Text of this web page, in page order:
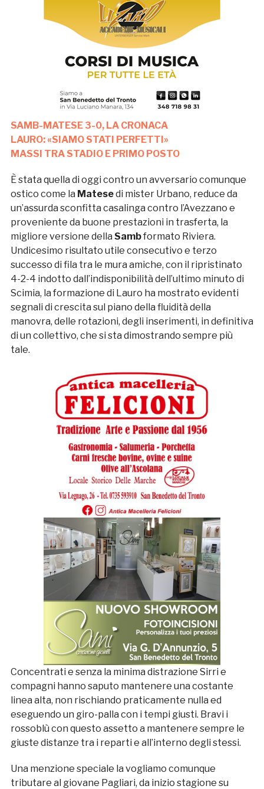
SAMB-MATESE 3-0, LA CRONACA
LAURO: «SIAMO STATI PERFETTI»
MASSI TRA STADIO E PRIMO POSTO
È stata quella di oggi contro un avversario comunque
ostico come la Matesedi mister Urbano, reduce da
un’assurda sconfitta casalinga contro l’Avezzano e
proveniente da buone prestazioni in trasferta, la
migliore versione della Sambformato Riviera.
Undicesimo risultato utile consecutivo e terzo
successo di fila tra le mura amiche, con il ripristinato
4-2-4 indotto dall’indisponibilità dell’ultimo minuto di
Scimia, la formazione di Lauro ha mostrato evidenti
segnali di crescita sul piano della fluidità della
manovra, delle rotazioni, degli inserimenti, in definitiva
di un collettivo, che si sta dimostrando sempre più
tale.
Concentrati e senza la minima distrazione Sirri e
compagni hanno saputo mantenere una costante
linea alta, non rischiando praticamente nulla ed
eseguendo un giro-palla con i tempi giusti. Bravi i
rossoblù con questo assetto a mantenere sempre le
giuste distanze tra i reparti e all’interno degli stessi.
Una menzione speciale la vogliamo comunque
tributare al giovane Pagliari, da inizio stagione su